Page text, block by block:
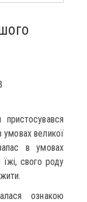
умовах великої
в умовах
свого роду
ознакою